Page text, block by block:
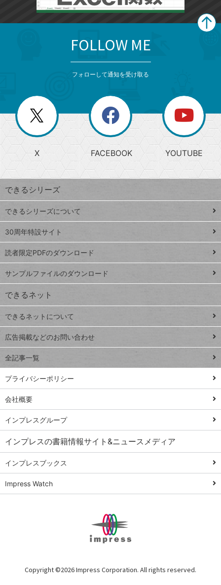
じ
る
search
検
索
上
昇
ワ
ー
ド
Google
スプレ
ッドシ
ート
iPhone
VLOOKUP
close
閉じ
る
閉
じ
る
ー
か
ら
探
す
ト
ッ
プ
ペ
ジ
連載
Excel Q&A
トイアンナ流仕
事術
PowerAutomate
ではじめる業務
の完全自動化
AI議事録作成術
Windows 11
Q&A
Teams踏み込み
活用術
Excel講師の仕事
術
俺のメルカリ
FOLLOW ME
フォローして通知を受け取る
X FACEBOOK YOUTUBE
できるシリーズ
できるシリーズについて
30周年特設サイト
読者限定PDFのダウンロード
サンプルファイルのダウンロード
できるネット
できるネットについて
広告掲載などのお問い合わせ
全記事一覧
プライバシーポリシー
会社概要
インプレスグループ
インプレスの書籍情報サイト&ニュースメディア
インプレスブックス
Impress Watch
Copyright ©2026 Impress Corporation. All rights reserved.